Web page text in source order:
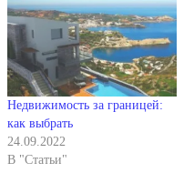
Недвижимость за границей:
как выбрать
24.09.2022
В "Статьи"